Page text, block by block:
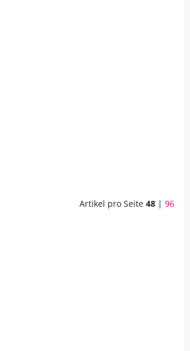
Artikel pro Seite 48 | 96